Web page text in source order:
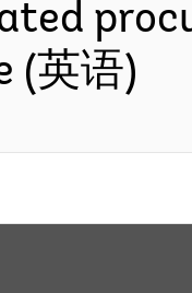
(英语)